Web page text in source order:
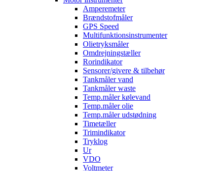
Amperemeter
Brændstofmåler
GPS Speed
Multifunktionsinstrumenter
Olietryksmåler
Omdrejningstæller
Rorindikator
Sensorer/givere & tilbehør
Tankmåler vand
Tankmåler waste
Temp.måler kølevand
Temp.måler olie
Temp.måler udstødning
Timetæller
Trimindikator
Tryklog
Ur
VDO
Voltmeter